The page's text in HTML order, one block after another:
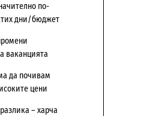
по-
дни/бюджет
ваканцията
да почивам
цени
– харча